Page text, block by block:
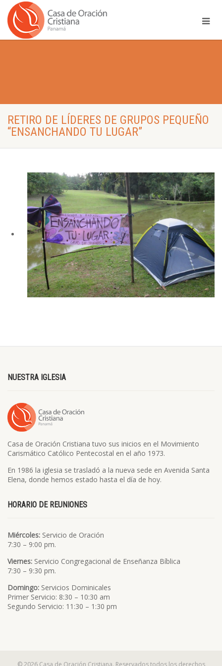
RETIRO DE LÍDERES DE GRUPOS PEQUEÑO
“ENSANCHANDO TU LUGAR”
NUESTRA IGLESIA
Casa de Oración Cristiana tuvo sus inicios en el Movimiento
Carismático Católico Pentecostal en el año 1973.
En 1986 la iglesia se trasladó a la nueva sede en Avenida Santa
Elena, donde hemos estado hasta el día de hoy.
HORARIO DE REUNIONES
Miércoles: Servicio de Oración
7:30 – 9:00 pm.
Viernes: Servicio Congregacional de Enseñanza Bíblica
7:30 – 9:30 pm.
Domingo: Servicios Dominicales
Primer Servicio: 8:30 – 10:30 am
Segundo Servicio: 11:30 – 1:30 pm
© 2026 Casa de Oración Cristiana. Reservados todos los derechos